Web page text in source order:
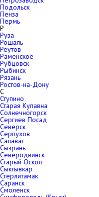
Подольск
Пенза
Пермь
Р
Руза
Рошаль
Реутов
Раменское
Рубцовск
Рыбинск
Рязань
Ростов-на-Дону
С
Ступино
Старая Купавна
Солнечногорск
Сергиев Посад
Северск
Серпухов
Салават
Сызрань
Северодвинск
Старый Оскол
Сыктывкар
Стерлитамак
Саранск
Смоленск